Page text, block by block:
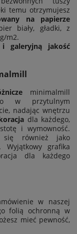
temu otrzymujesz
na papierze
biały, gładki, z
m2.
i galeryjną jakość
minimalmill
w przytulnym
nadając wnętrzu
dla każdego,
i wymowność.
się również jako
grafika
dla każdego
w naszej
folią ochronną w
mieć pewność,